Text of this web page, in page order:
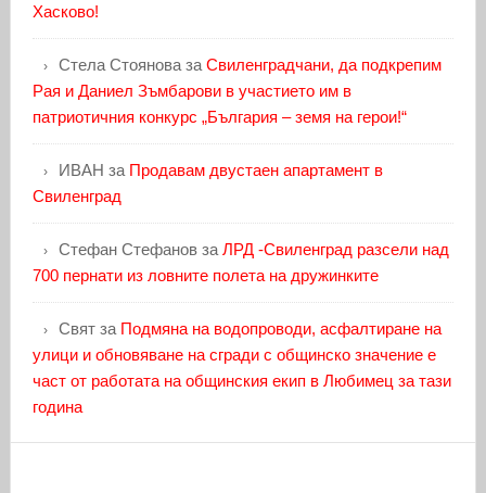
Хасково!
Стела Стояноваза Свиленградчани, да подкрепим
Рая и Даниел Зъмбарови в участието им в
патриотичния конкурс „България – земя на герои!“
ИВАН за Продавам двустаен апартамент в
Свиленград
Стефан Стефановза ЛРД -Свиленград разсели над
700 пернати из ловните полета на дружинките
Святза Подмяна на водопроводи, асфалтиране на
улици и обновяване на сгради с общинско значение е
част от работата на общинския екип в Любимец за тази
година